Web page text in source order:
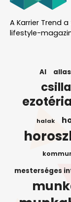
A Karrier Trend
lifestyle-
AI allas
halak
mesterséges